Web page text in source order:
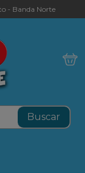
- Banda Norte